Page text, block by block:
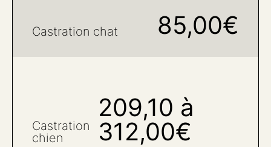
Castration chat 85,00€
Castration
chien
209,10 à
312,00€